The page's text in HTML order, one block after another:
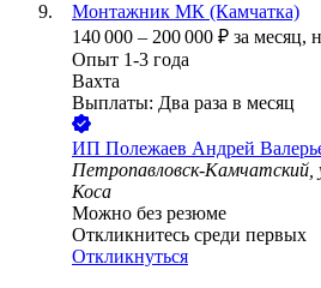
Монтажник МК (Камчатка)
140 000 – 200 000 ₽ за месяц,
Опыт 1-3 года
Вахта
Выплаты: Два раза в месяц
ИП Полежаев Андрей
Петропавловск-Камчатский,
Коса
Можно без резюме
Откликнитесь среди первых
Откликнуться